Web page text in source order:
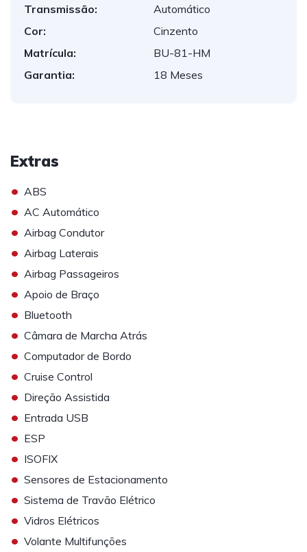
Transmissão:
Automático
Cor:
Cinzento
Matrícula:
BU-81-HM
Garantia:
18 Meses
Extras
• ABS
• AC Automático
• Airbag Condutor
• Airbag Laterais
• Airbag Passageiros
• Apoio de Braço
• Bluetooth
• Câmara de Marcha Atrás
• Computador de Bordo
• Cruise Control
• Direção Assistida
• Entrada USB
• ESP
• ISOFIX
• Sensores de Estacionamento
• Sistema de Travão Elétrico
• Vidros Elétricos
• Volante Multifunções